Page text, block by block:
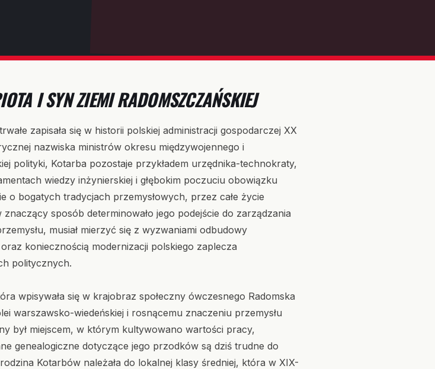
I SYN ZIEMI RADOMSZCZAŃSKIEJ
zapisała się w historii polskiej administracji gospodarczej XX
nazwiska ministrów okresu międzywojennego i
polityki, Kotarba pozostaje przykładem urzędnika-technokraty,
wiedzy inżynierskiej i głębokim poczuciu obowiązku
o bogatych tradycjach przemysłowych, przez całe życie
sposób determinowało jego podejście do zarządzania
musiał mierzyć się z wyzwaniami odbudowy
koniecznością modernizacji polskiego zaplecza
politycznych.
wpisywała się w krajobraz społeczny ówczesnego Radomska
warszawsko-wiedeńskiej i rosnącemu znaczeniu przemysłu
był miejscem, w którym kultywowano wartości pracy,
genealogiczne dotyczące jego przodków są dziś trudne do
Kotarbów należała do lokalnej klasy średniej, która w XIX-